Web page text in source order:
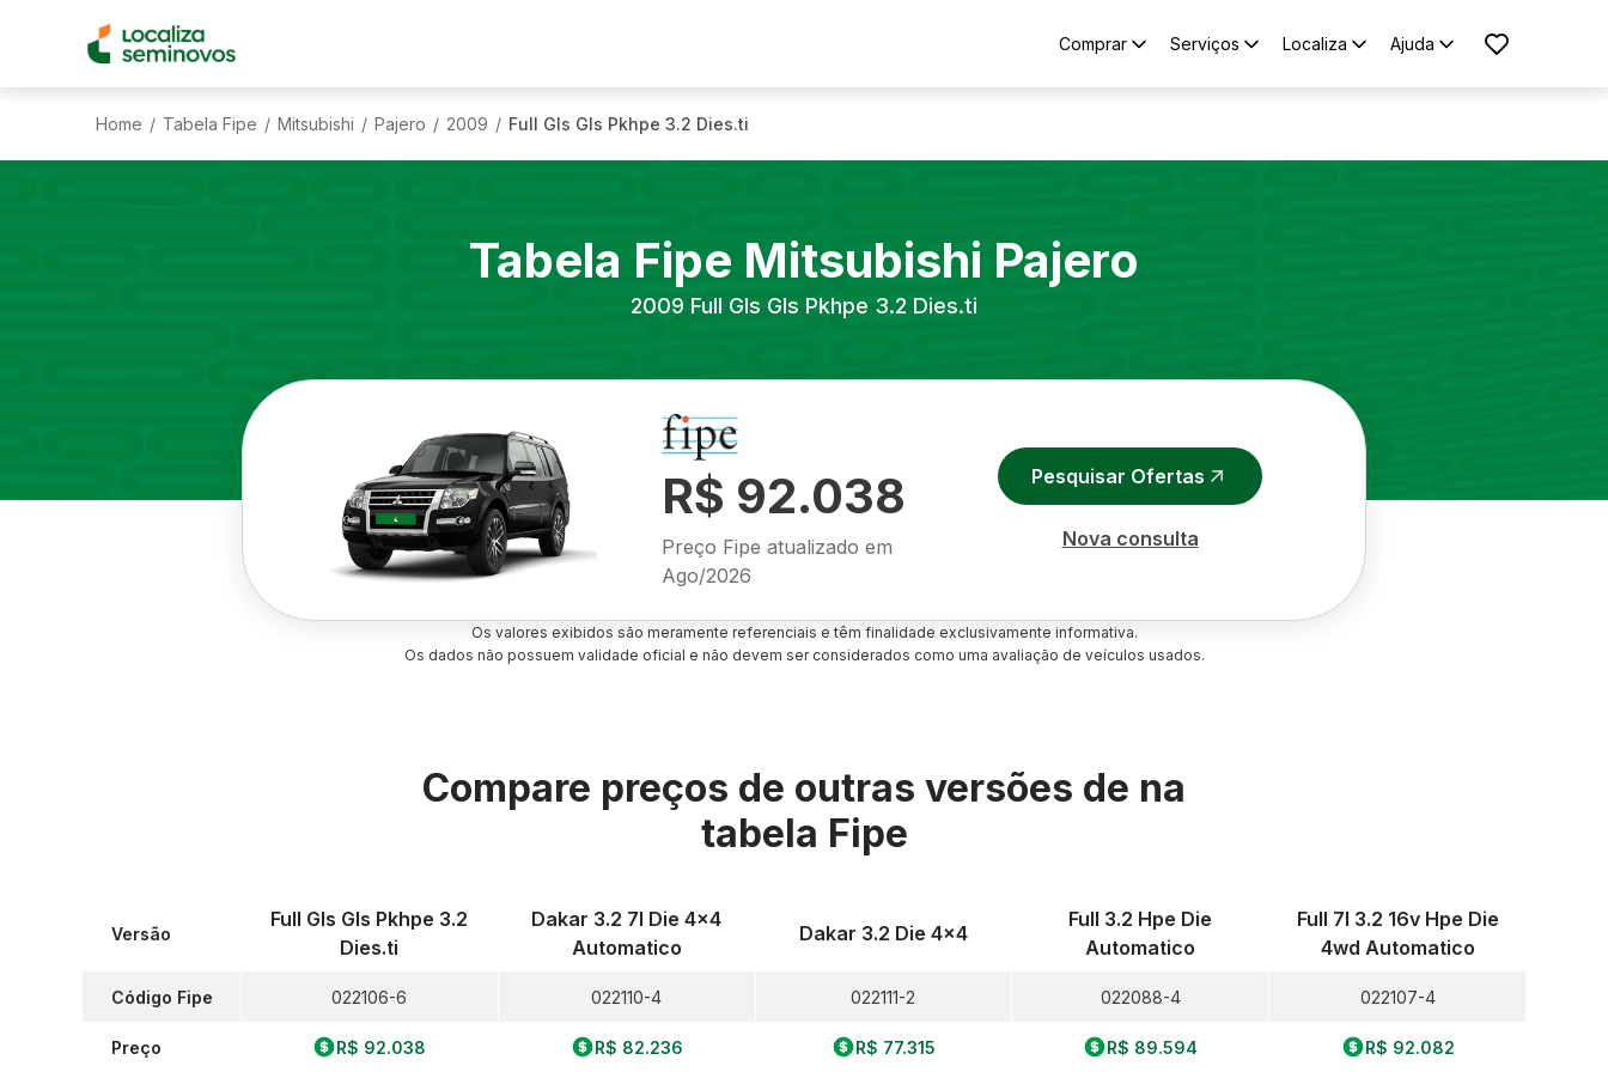
Comprar Serviços Localiza Ajuda
Home / Tabela Fipe / Mitsubishi / Pajero / 2009 / Full Gls Gls Pkhpe 3.2 Dies.ti
Tabela Fipe Mitsubishi Pajero
2009 Full Gls Gls Pkhpe 3.2 Dies.ti
R$ 92.038
Preço Fipe atualizado em
Ago/2026
Pesquisar Ofertas
Nova consulta
Os valores exibidos são meramente referenciais e têm finalidade exclusivamente informativa.
Os dados não possuem validade oficial e não devem ser considerados como uma avaliação de veículos usados.
Compare preços de outras versões de na
tabela Fipe
Versão
Código Fipe
Preço
Full Gls Gls Pkhpe 3.2
Dies.ti
022106-6
R$ 92.038
Dakar 3.2 7l Die 4x4
Automatico
022110-4
R$ 82.236
Dakar 3.2 Die 4x4
022111-2
R$ 77.315
Full 3.2 Hpe Die
Automatico
022088-4
R$ 89.594
Full 7l 3.2 16v Hpe Die
4wd Automatico
022107-4
R$ 92.082